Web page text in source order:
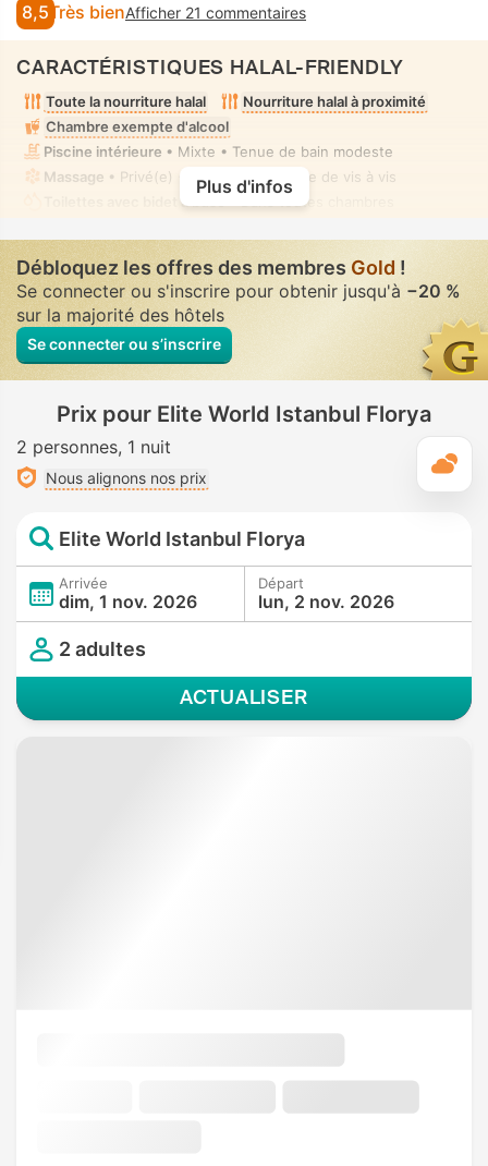
8,5 Très bienAfficher 21 commentaires
CARACTÉRISTIQUES HALAL-FRIENDLY
Toute la nourriture halal
Nourriture halal à proximité
Chambre exempte d'alcool
Piscine intérieure • Mixte • Tenue de bain modeste
Massage • Privé(e) • Absence complète de vis à vis
Toilettes avec bidet à buse
• Dans toutes chambres
Plus d'infos
Débloquez les offres des membres Gold !
Se connecter ou s'inscrire pour obtenir jusqu'à −20 %
sur la majorité des hôtels
Se connecter ou s’inscrire
Prix pour Elite World Istanbul Florya
2 personnes 1 nuit
Nous alignons nos prix
Elite World Istanbul Florya
Arrivée
dim, 1 nov. 2026
Départ
lun, 2 nov. 2026
2 adultes
ACTUALISER